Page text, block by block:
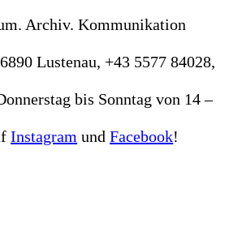
Archiv. Kommunikation
Lustenau, +43 5577 84028,
bis Sonntag von 14 –
Instagram und Facebook!